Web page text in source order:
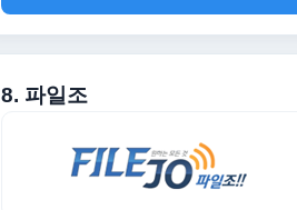
8. 파일조